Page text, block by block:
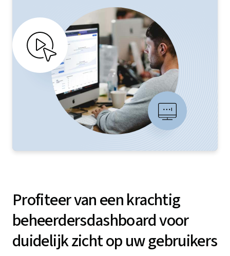
Profiteer van een krachtig
beheerdersdashboard voor
duidelijk zicht op uw gebruikers